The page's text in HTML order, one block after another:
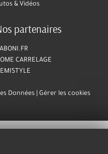
& Vidéos
partenaires
CARRELAGE
Données Gérer les cookies